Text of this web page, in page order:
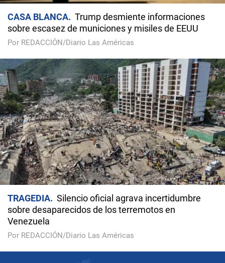
CASA BLANCA
Trump desmiente informaciones
sobre escasez de municiones y misiles de EEUU
Por REDACCIÓN/Diario Las Américas
TRAGEDIA
Silencio oficial agrava incertidumbre
sobre desaparecidos de los terremotos en
Venezuela
Por REDACCIÓN/Diario Las Américas